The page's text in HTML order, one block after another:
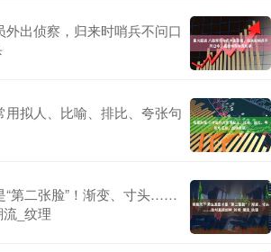
出侦察，归来时哨兵不问口
拟人、比喻、排比、夸张句
“第二张脸”！渐变、寸头……
_纹理